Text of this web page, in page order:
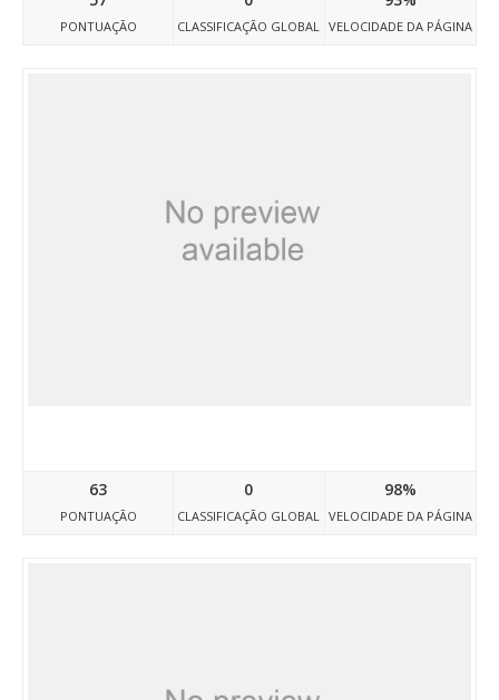
PONTUAÇÃO CLASSIFICAÇÃO GLOBAL VELOCIDADE DA PÁGINA
63
PONTUAÇÃO
0
CLASSIFICAÇÃO GLOBAL
98%
VELOCIDADE DA PÁGINA